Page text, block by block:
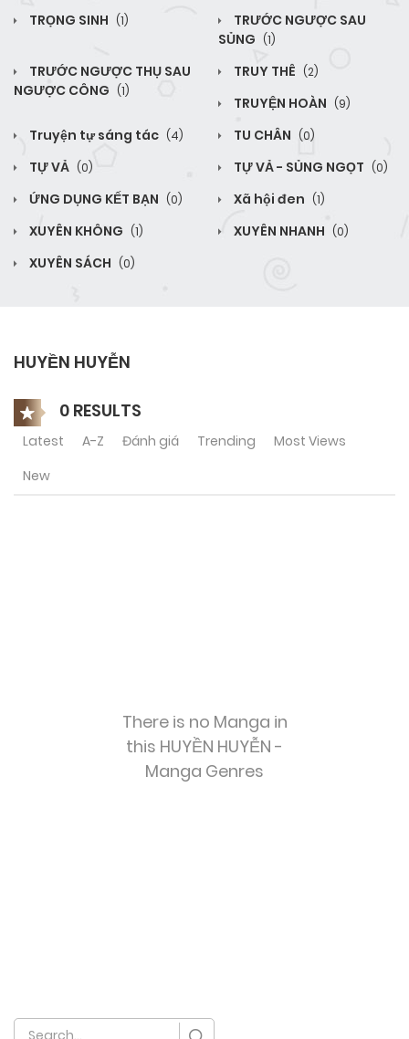
TRỌNG SINH (1)
TRƯỚC NGƯỢC SAU
SỦNG (1)
TRƯỚC NGƯỢC THỤ SAU
NGƯỢC CÔNG (1)
TRUY THÊ (2)
TRUYỆN HOÀN (9)
Truyện tự sáng tác (4) TU CHÂN (0)
TỰ VẢ (0) TỰ VẢ - SỦNG NGỌT (0)
ỨNG DỤNG KẾT BẠN (0) Xã hội đen (1)
XUYÊN KHÔNG (1) XUYÊN NHANH (0)
XUYÊN SÁCH (0)
HUYỀN HUYỄN
0 RESULTS
Latest A-Z Đánh giá Trending
Most Views
New
There is no Manga in
this HUYỀN HUYỄN -
Manga Genres